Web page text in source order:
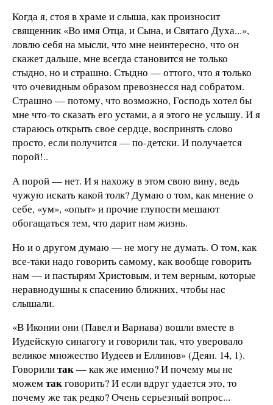
Когда я, стоя в храме и слыша, как произносит
священник «Во имя Отца, и Сына, и Святаго Духа...»,
ловлю себя на мысли, что мне неинтересно, что он
скажет дальше, мне всегда становится не только
стыдно, но и страшно. Стыдно — оттого, что я только
что очевидным образом превознесся над собратом.
Страшно — потому, что возможно, Господь хотел бы
мне что-то сказать его устами, а я этого не услышу. И я
стараюсь открыть свое сердце, воспринять слово
просто, если получится — по-детски. И получается
порой!..
А порой — нет. И я нахожу в этом свою вину, ведь
чужую искать какой толк? Думаю о том, как мнение о
себе, «ум», «опыт» и прочие глупости мешают
обогащаться тем, что дарит нам жизнь.
Но и о другом думаю — не могу не думать. О том, как
все-таки надо говорить самому, как вообще говорить
нам — и пастырям Христовым, и тем верным, которые
неравнодушны к спасению ближних, чтобы нас
слышали.
«В Иконии они (Павел и Варнава) вошли вместе в
Иудейскую синагогу и говорили так, что уверовало
великое множество Иудеев и Еллинов» (Деян. 14, 1).
Говорилитак— как же именно? И почему мы не
можемтакговорить? И если вдруг удается это, то
почему же так редко? Очень серьезный вопрос...